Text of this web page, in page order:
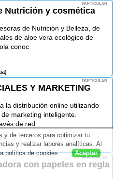
PARTICULAR
Nutrición y cosmética
de Nutrición y Belleza, de
de aloe vera ecológico de
conoc
PARTICULAR
Y MARKETING
la distribución online utilizando
marketing inteligente.
de red
PARTICULAR
con papeles en regla
y de terceros para optimizar tu
y realizar labores analíticas. Al
política de cookies. Aceptar